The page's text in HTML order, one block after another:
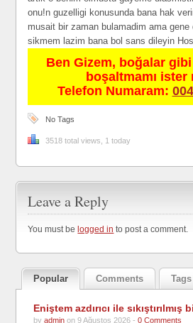
onu!n guzelligi konusunda bana hak
musait bir zaman bulamadim ama
sikmem lazim bana bol sans dileyin
Ben Gizem, boğalar gibi
boşaltmamı ister
Telefon Numaram:
No Tags
3518 total views, 1 today
Leave a Reply
You must be logged in to post a comment.
Popular Comments Tags
Eniştem azdırıcı ile sıkıştırılmış
byadmin on 9 Ağustos 2026 -0 Comments